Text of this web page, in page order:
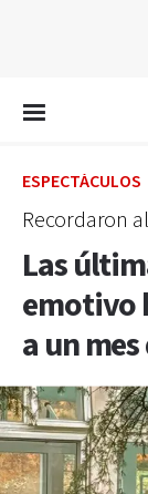
ESPECTÁCULOS
Recordaron
Las
emotivo
a un